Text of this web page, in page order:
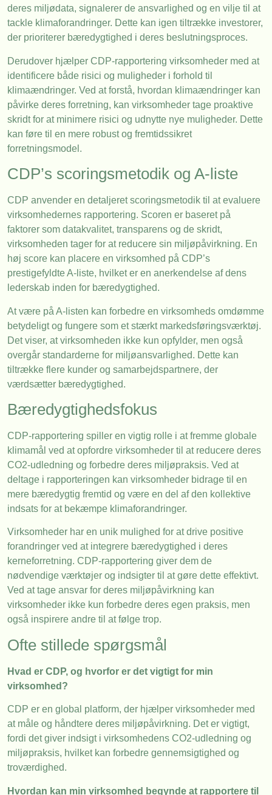
deres miljødata, signalerer de ansvarlighed og en vilje til at
tackle klimaforandringer. Dette kan igen tiltrække investorer,
der prioriterer bæredygtighed i deres beslutningsproces.
Derudover hjælper CDP-rapportering virksomheder med at
identificere både risici og muligheder i forhold til
klimaændringer. Ved at forstå, hvordan klimaændringer kan
påvirke deres forretning, kan virksomheder tage proaktive
skridt for at minimere risici og udnytte nye muligheder. Dette
kan føre til en mere robust og fremtidssikret
forretningsmodel.
CDP’s scoringsmetodik og A-liste
CDP anvender en detaljeret scoringsmetodik til at evaluere
virksomhedernes rapportering. Scoren er baseret på
faktorer som datakvalitet, transparens og de skridt,
virksomheden tager for at reducere sin miljøpåvirkning. En
høj score kan placere en virksomhed på CDP’s
prestigefyldte A-liste, hvilket er en anerkendelse af dens
lederskab inden for bæredygtighed.
At være på A-listen kan forbedre en virksomheds omdømme
betydeligt og fungere som et stærkt markedsføringsværktøj.
Det viser, at virksomheden ikke kun opfylder, men også
overgår standarderne for miljøansvarlighed. Dette kan
tiltrække flere kunder og samarbejdspartnere, der
værdsætter bæredygtighed.
Bæredygtighedsfokus
CDP-rapportering spiller en vigtig rolle i at fremme globale
klimamål ved at opfordre virksomheder til at reducere deres
CO2-udledning og forbedre deres miljøpraksis. Ved at
deltage i rapporteringen kan virksomheder bidrage til en
mere bæredygtig fremtid og være en del af den kollektive
indsats for at bekæmpe klimaforandringer.
Virksomheder har en unik mulighed for at drive positive
forandringer ved at integrere bæredygtighed i deres
kerneforretning. CDP-rapportering giver dem de
nødvendige værktøjer og indsigter til at gøre dette effektivt.
Ved at tage ansvar for deres miljøpåvirkning kan
virksomheder ikke kun forbedre deres egen praksis, men
også inspirere andre til at følge trop.
Ofte stillede spørgsmål
Hvad er CDP, og hvorfor er det vigtigt for min
virksomhed?
CDP er en global platform, der hjælper virksomheder med
at måle og håndtere deres miljøpåvirkning. Det er vigtigt,
fordi det giver indsigt i virksomhedens CO2-udledning og
miljøpraksis, hvilket kan forbedre gennemsigtighed og
troværdighed.
Hvordan kan min virksomhed begynde at rapportere til